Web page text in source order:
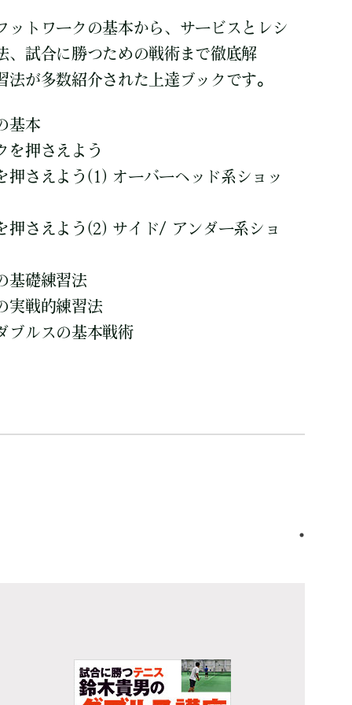
ットワークの基本から、サービスとレシ
、試合に勝つための戦術まで徹底解
が多数紹介された上達ブックです。
基本
押さえよう
さえよう(1) オーバーヘッド系ショッ
さえよう(2) サイド/ アンダー系ショ
基礎練習法
実戦的練習法
ルスの基本戦術